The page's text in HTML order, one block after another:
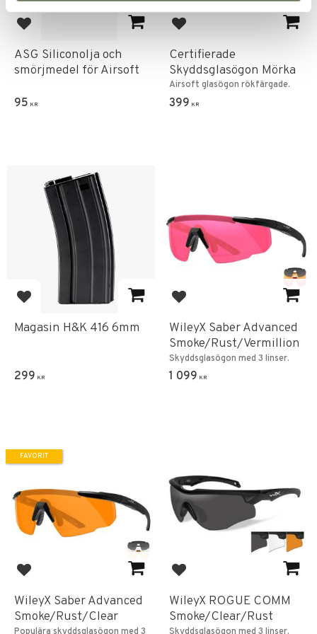
Lägg till i favoriter
ASG Siliconolja och
smörjmedel för Airsoft
95 KR
Lägg till i favoriter
Certifierade
Skyddsglasögon Mörka
Airsoft glasögon rökfärgade.
399 KR
Lägg till i favoriter
Magasin H&K 416 6mm
299 KR
Lägg till i favoriter
WileyX Saber Advanced
Smoke/Rust/Vermillion
Skyddsglasögon med 3 linser.
1 099 KR
Lägg till i favoriter
WileyX Saber Advanced
Smoke/Rust/Clear
FAVORIT
Lägg till i favoriter
WileyX ROGUE COMM
Smoke/Clear/Rust